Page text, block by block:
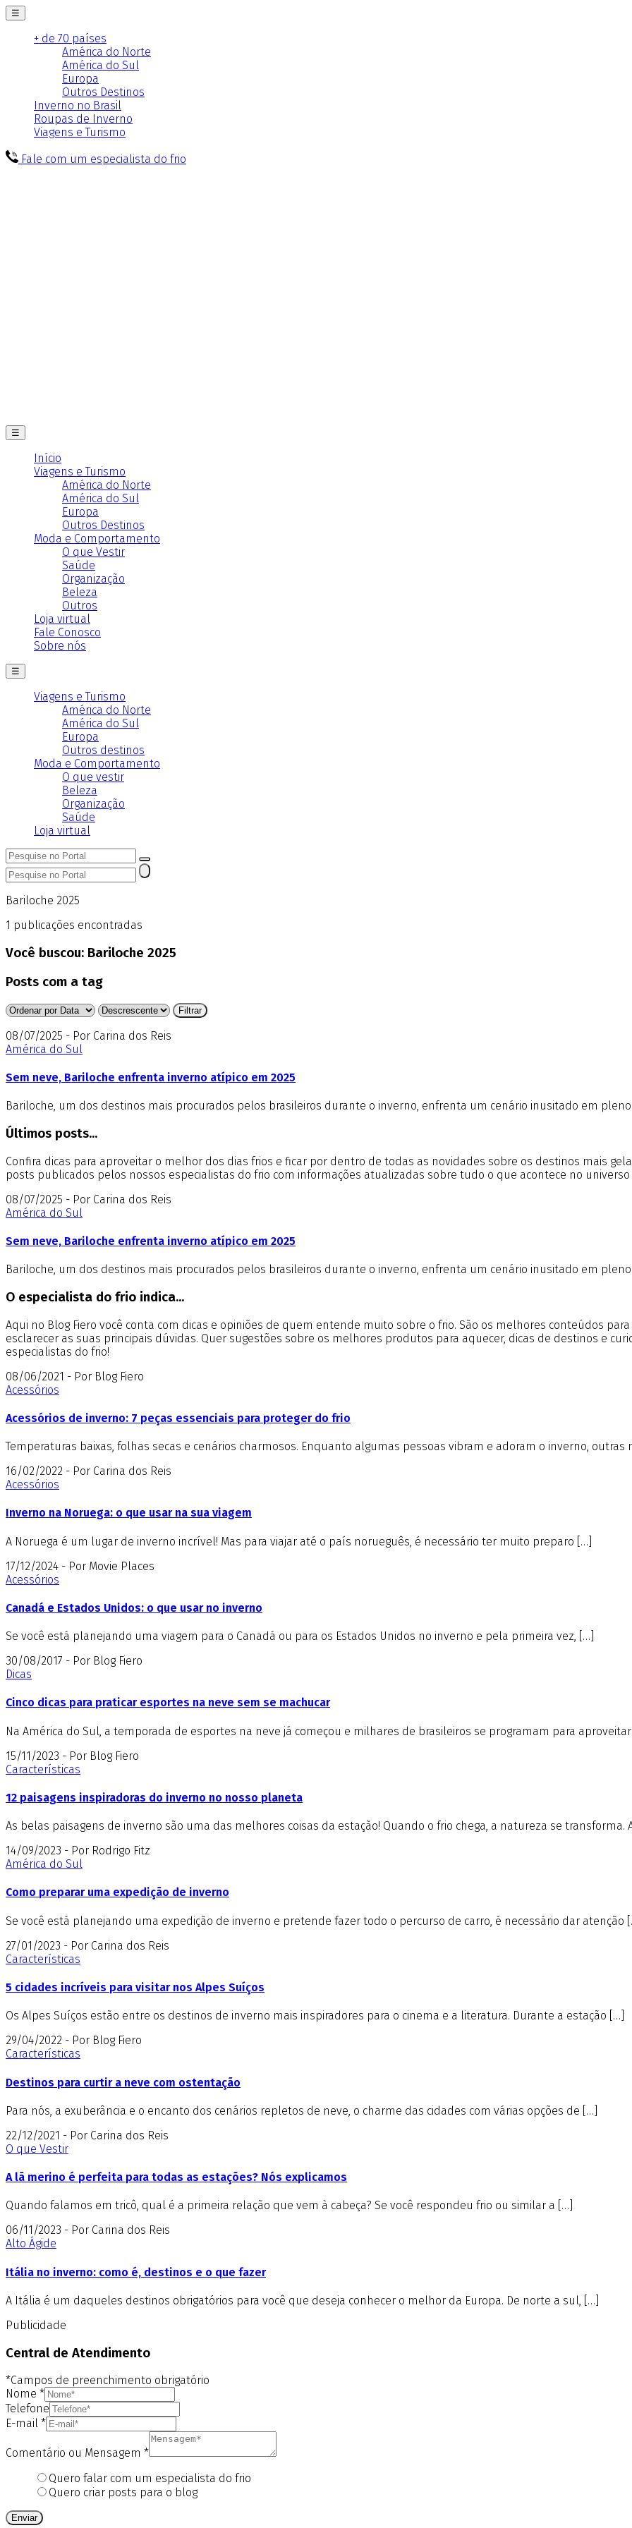
☰
+ de 70 países
América do Norte
América do Sul
Europa
Outros Destinos
Inverno no Brasil
Roupas de Inverno
Viagens e Turismo
Fale com um especialista do frio
☰
Início
Viagens e Turismo
América do Norte
América do Sul
Europa
Outros Destinos
Moda e Comportamento
O que Vestir
Saúde
Organização
Beleza
Outros
Loja virtual
Fale Conosco
Sobre nós
☰
Viagens e Turismo
América do Norte
América do Sul
Europa
Outros destinos
Moda e Comportamento
O que vestir
Beleza
Organização
Saúde
Loja virtual
Bariloche 2025
1 publicações encontradas
Você buscou: Bariloche 2025
Posts com a tag
08/07/2025 - Por Carina dos Reis
América do Sul
Sem neve, Bariloche enfrenta inverno atípico em 2025
Bariloche, um dos destinos mais procurados pelos brasileiros durante o inverno, enfrenta um cenário inusitado em
Últimos posts...
Confira dicas para aproveitar o melhor dos dias frios e ficar por dentro de todas as novidades sobre os destinos mais
posts publicados pelos nossos especialistas do frio com informações atualizadas sobre tudo o que acontece no
08/07/2025 - Por Carina dos Reis
América do Sul
Sem neve, Bariloche enfrenta inverno atípico em 2025
Bariloche, um dos destinos mais procurados pelos brasileiros durante o inverno, enfrenta um cenário inusitado em
O especialista do frio indica...
Aqui no Blog Fiero você conta com dicas e opiniões de quem entende muito sobre o frio. São os melhores conteúdos
esclarecer as suas principais dúvidas. Quer sugestões sobre os melhores produtos para aquecer, dicas de destinos e
especialistas do frio!
08/06/2021 - Por Blog Fiero
Acessórios
Acessórios de inverno: 7 peças essenciais para proteger do frio
Temperaturas baixas, folhas secas e cenários charmosos. Enquanto algumas pessoas vibram e adoram o inverno, outras
16/02/2022 - Por Carina dos Reis
Acessórios
Inverno na Noruega: o que usar na sua viagem
A Noruega é um lugar de inverno incrível! Mas para viajar até o país norueguês, é necessário ter muito preparo […]
17/12/2024 - Por Movie Places
Acessórios
Canadá e Estados Unidos: o que usar no inverno
Se você está planejando uma viagem para o Canadá ou para os Estados Unidos no inverno e pela primeira vez, […]
30/08/2017 - Por Blog Fiero
Dicas
Cinco dicas para praticar esportes na neve sem se machucar
Na América do Sul, a temporada de esportes na neve já começou e milhares de brasileiros se programam para aproveitar
15/11/2023 - Por Blog Fiero
Características
12 paisagens inspiradoras do inverno no nosso planeta
As belas paisagens de inverno são uma das melhores coisas da estação! Quando o frio chega, a natureza se transforma.
14/09/2023 - Por Rodrigo Fitz
América do Sul
Como preparar uma expedição de inverno
Se você está planejando uma expedição de inverno e pretende fazer todo o percurso de carro, é necessário dar atenção
27/01/2023 - Por Carina dos Reis
Características
5 cidades incríveis para visitar nos Alpes Suíços
Os Alpes Suíços estão entre os destinos de inverno mais inspiradores para o cinema e a literatura. Durante a estação […]
29/04/2022 - Por Blog Fiero
Características
Destinos para curtir a neve com ostentação
Para nós, a exuberância e o encanto dos cenários repletos de neve, o charme das cidades com várias opções de […]
22/12/2021 - Por Carina dos Reis
O que Vestir
A lã merino é perfeita para todas as estações? Nós explicamos
Quando falamos em tricô, qual é a primeira relação que vem à cabeça? Se você respondeu frio ou similar a […]
06/11/2023 - Por Carina dos Reis
Alto Ágide
Itália no inverno: como é, destinos e o que fazer
A Itália é um daqueles destinos obrigatórios para você que deseja conhecer o melhor da Europa. De norte a sul, […]
Publicidade
Central de Atendimento
*Campos de preenchimento obrigatório
Nome *
Telefone
E-mail *
Comentário ou Mensagem *
Quero falar com um especialista do frio
Quero criar posts para o blog
Enviar